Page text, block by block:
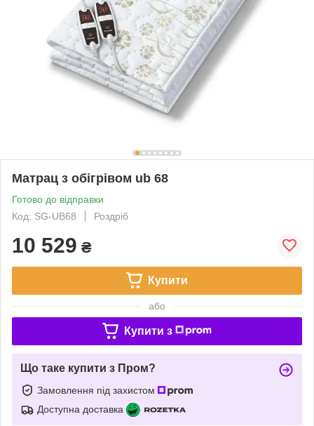
Матрац з обігрівом ub 68
Готово до відправки
Код: SG-UB68
Роздріб
10 529 ₴
Купити
або
Купити з
Що таке купити з Пром?
Замовлення під захистом
Доступна доставка